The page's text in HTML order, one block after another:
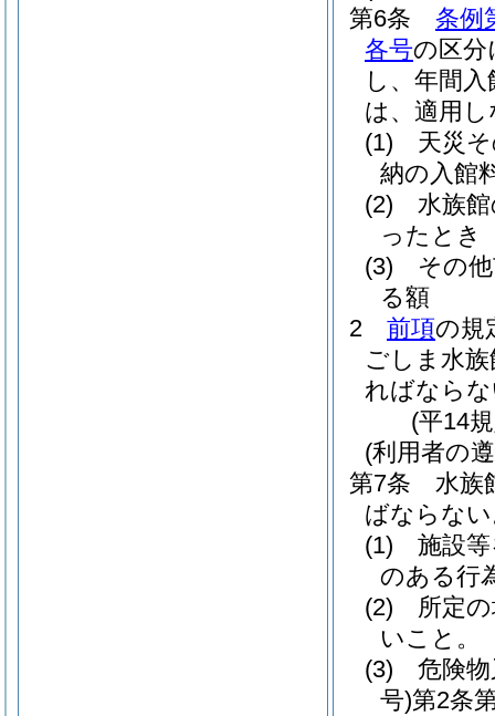
第6条
条例
各号の区分
し、年間
は、適用
(1)
天災
納の入館
(2)
水族
ったとき
(3)
その
る額
2
前項の規
ごしま水
ればなら
(平14
(利用者の
第7条
水族
ばならな
(1)
施設
のある行
(2)
所定
いこと。
(3)
危険
号)第2条